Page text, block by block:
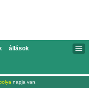
állások
napja van.